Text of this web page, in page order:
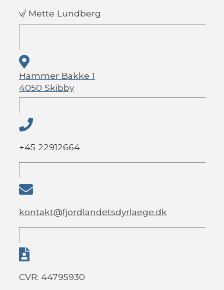
v/ Mette Lundberg
Hammer Bakke 1
4050 Skibby
+45 22912664
kontakt@fjordlandetsdyrlaege.dk
CVR: 44795930